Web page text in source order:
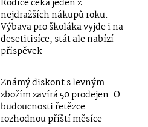
Rodiče čeká jeden z
nejdražších nákupů roku.
Výbava pro školáka vyjde i na
desetitisíce, stát ale nabízí
příspěvek
Známý diskont s levným
zbožím zavírá 50 prodejen. O
budoucnosti řetězce
rozhodnou příští měsíce